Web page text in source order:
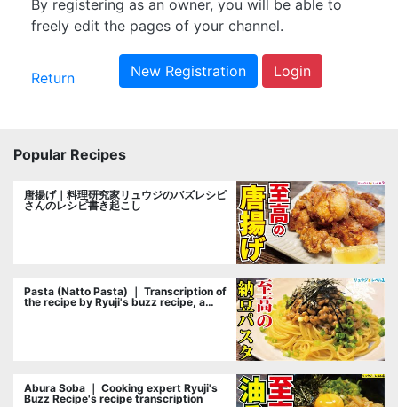
By registering as an owner, you will be able to
freely edit the pages of your channel.
Return New Registration Login
Popular Recipes
唐揚げ｜料理研究家リュウジのバズレシピ
さんのレシピ書き起こし
Pasta (Natto Pasta) ｜ Transcription of
the recipe by Ryuji's buzz recipe, a
Abura Soba ｜ Cooking expert Ryuji's
Buzz Recipe's recipe transcription